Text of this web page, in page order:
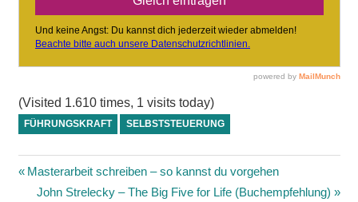
(Visited 1.610 times, 1 visits today)
FÜHRUNGSKRAFT SELBSTSTEUERUNG
Beitragsnavigation
Vorheriger
Beitrag:
Masterarbeit schreiben – so kannst du vorgehen
Nächster
John Strelecky – The Big Five for Life (Buchempfehlung)